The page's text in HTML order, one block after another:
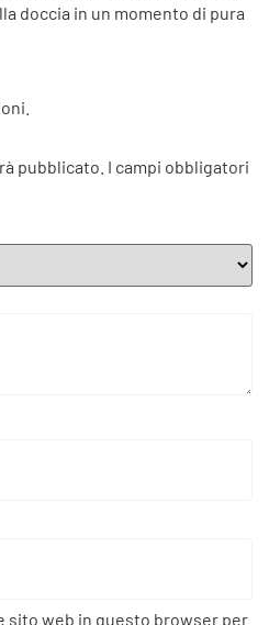
doccia in un momento di pura
pubblicato. I campi obbligatori
sito web in questo browser per